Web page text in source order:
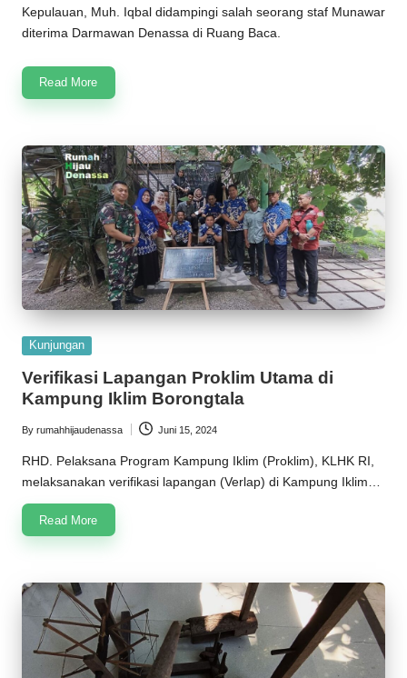
Kepulauan, Muh. Iqbal didampingi salah seorang staf Munawar
diterima Darmawan Denassa di Ruang Baca.
Read More
Posted
Kunjungan
Verifikasi Lapangan Proklim Utama di
Kampung Iklim Borongtala
Posted
by
By rumahhijaudenassa Juni 15, 2024
RHD. Pelaksana Program Kampung Iklim (Proklim), KLHK RI,
melaksanakan verifikasi lapangan (Verlap) di Kampung Iklim…
Read More